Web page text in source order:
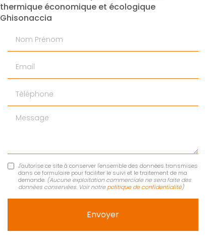
thermique économique et écologique
Ghisonaccia
Message
J'autorise ce site à conserver l'ensemble des données transmises
dans ce formulaire pour faciliter le suivi et le traitement de ma
demande. (Aucune exploitation commerciale ne sera faite des
données conservées. Voir notrepolitique de confidentialité)